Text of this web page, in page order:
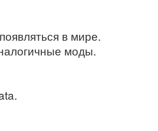
в мире.
моды.